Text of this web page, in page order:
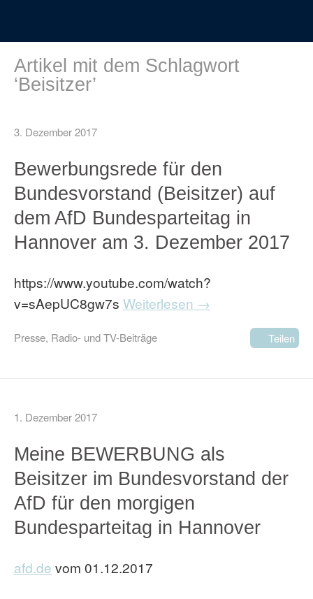
Artikel mit dem Schlagwort
‘Beisitzer’
3. Dezember 2017
Bewerbungsrede für den
Bundesvorstand (Beisitzer) auf
dem AfD Bundesparteitag in
Hannover am 3. Dezember 2017
https://www.youtube.com/watch?
v=sAepUC8gw7s Weiterlesen →
Presse, Radio- und TV-Beiträge Teilen
1. Dezember 2017
Meine BEWERBUNG als
Beisitzer im Bundesvorstand der
AfD für den morgigen
Bundesparteitag in Hannover
afd.de vom 01.12.2017